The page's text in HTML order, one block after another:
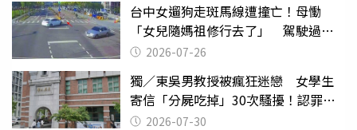
台中女遛狗走斑馬線遭撞亡！母慟
「女兒隨媽祖修行去了」 駕駛過失
致死判9月
2026-07-26
獨／東吳男教授被瘋狂迷戀 女學生
寄信「分屍吃掉」30次騷擾！認罪免
關 2026-07-30